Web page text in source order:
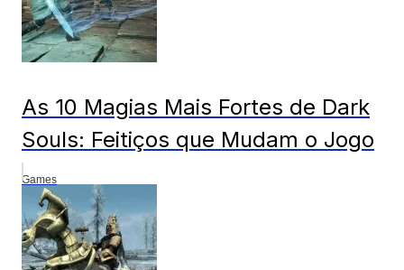
As 10 Magias Mais Fortes de Dark
Souls: Feitiços que Mudam o Jogo
Games